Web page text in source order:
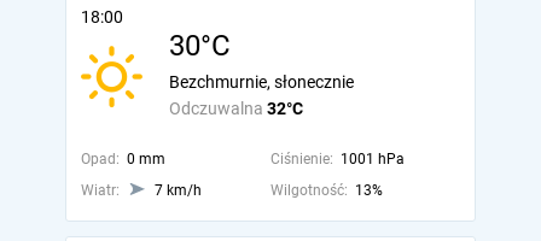
18:00
30°C
Odczuwalna 32°C
Bezchmurnie, słonecznie
Opad: 0 mm Ciśnienie: 1001 hPa
Wiatr:
7 km/h Wilgotność: 13%